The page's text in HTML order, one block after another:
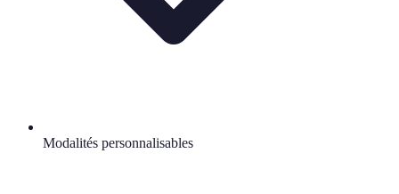
Modalités personnalisables